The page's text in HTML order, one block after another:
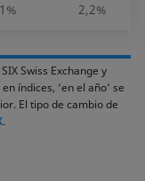
2,2%
Swiss Exchange y
índices, ‘en el año’ se
El tipo de cambio de
.